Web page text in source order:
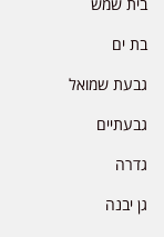
בית שמש
בת ים
גבעת שמואל
גבעתיים
גדרה
גן יבנה